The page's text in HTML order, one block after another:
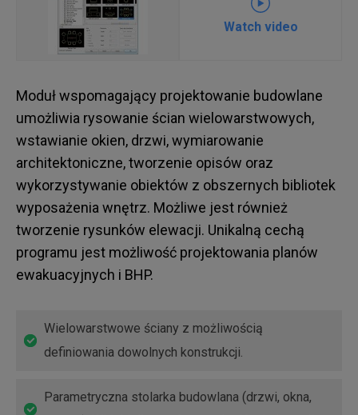
Watch video
Moduł wspomagający projektowanie budowlane
umożliwia rysowanie ścian wielowarstwowych,
wstawianie okien, drzwi, wymiarowanie
architektoniczne, tworzenie opisów oraz
wykorzystywanie obiektów z obszernych bibliotek
wyposażenia wnętrz. Możliwe jest również
tworzenie rysunków elewacji. Unikalną cechą
programu jest możliwość projektowania planów
ewakuacyjnych i BHP.
Wielowarstwowe ściany z możliwością
definiowania dowolnych konstrukcji.
Parametryczna stolarka budowlana (drzwi, okna,